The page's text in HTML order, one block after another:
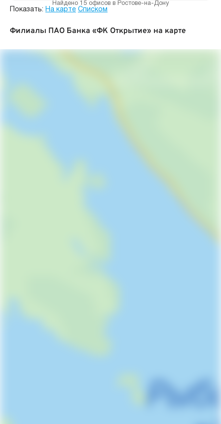
Найдено 15 офисов в Ростове-на-Дону
Показать: На карте Списком
Филиалы ПАО Банка «ФК Открытие» на карте